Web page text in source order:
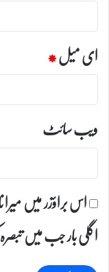
ای میل*
ویب‌ سائٹ
اس براؤزر میں
اگلی بار جب میں